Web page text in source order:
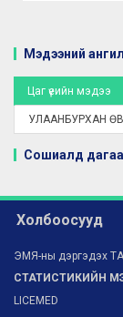
Мэдээний
Цаг үеийн мэдээ
УЛААНБУРХАН
Сошиалд
Холбоосууд
ЭМЯ-ны дэргэдэх
СТАТИСТИКИЙН
LICEMED